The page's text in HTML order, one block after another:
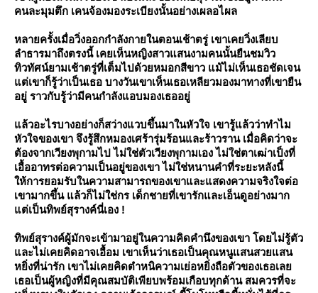
คนละมุมตึก เคนจ้องมองระเบียงนั้นอย่างเผลอไผล
หลายครั้งเมื่อวิ่งออกกำลังกายในตอนเช้าตรู่ เขาเคยวิ่งเลียบ
ลำธารมาถึงตรงนี้ เคยเห็นหญิงสาวแสนงามคนนั้นยืนชมวิว
ทิวทัศน์ยามเช้าตรู่ที่เต็มไปด้วยหมอกสีขาว แม้ไม่เห็นเธอชัดเจน
ต่เขาก็รู้ว่าเป็นเธอ บางวันเขาเห็นเธอเหลียวมองมาทางที่เขายืน
อยู่ ราวกับรู้ว่ามีคนกำลังแอบมองเธออยู่
ล้วอะไรบางอย่างก็สว่างแวบขึ้นมาในหัวใจ เขารู้แล้วว่าทำไม
หัวใจของเขา จึงรู้สึกหมองเศร้ารุ่มร้อนและร้าวราน เมื่อคิดว่าจะ
ต้องจากเวียงพุกามไป ไม่ใช่ตัวเวียงพุกามเอง ไม่ใช่ตาเฒ่าเป็งที่
เอื้ออาทรต่อความเป็นอยู่ของเขา ไม่ใช่หนานคำที่ระยะหลังนี้
ห้การยอมรับในความสามารถของเขาและแสดงความจริงใจต่อ
เขามากขึ้น แล้วก็ไม่ใช่กร เด็กชายที่เขารักและเอ็นดูอย่างมาก
ต่เป็นทิพย์สุรางค์นี่เอง !
ทิพย์สุรางค์ผู้มักจะเข้ามาอยู่ในความคิดคำนึงของเขา โดยไม่รู้ตัว
ละไม่เคยคิดอาจเอื้อม เขาเห็นว่าเธอเป็นคุณหนูแสนสวยแสน
หยิ่งที่น่ารัก เขาไม่เคยคิดตำหนิความเย่อหยิ่งถือตัวของเธอเล
เธอเป็นผู้หญิงที่มีคุณสมบัติเพียบพร้อมเกือบทุกด้าน สมควรที่จะ